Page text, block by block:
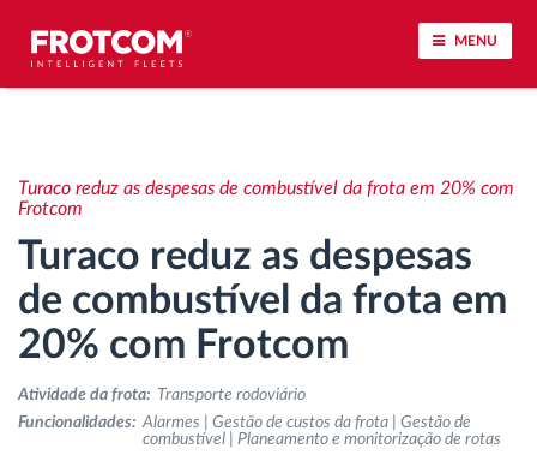
MENU
Análise do estilo de condução
Monitorização dos tempos de condução
Gestão de tarefas
Descarga remota de tacógrafo
Turaco reduz as despesas de combustível da frota em 20% com
Frotcom
Turaco reduz as despesas
de combustível da frota em
20% com Frotcom
Atividade da frota: Transporte rodoviário
Funcionalidades: Alarmes | Gestão de custos da frota | Gestão de
combustível | Planeamento e monitorização de rotas